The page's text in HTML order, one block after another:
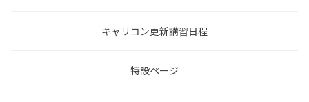
キャリコン更新講習日程
特設ページ